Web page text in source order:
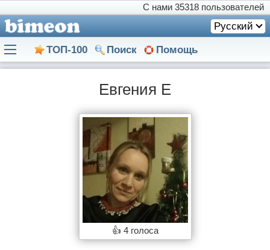
С нами 35318 пользователей
Русский
ТОП-100 Поиск Помощь
Евгения Е
👍 4 голоса